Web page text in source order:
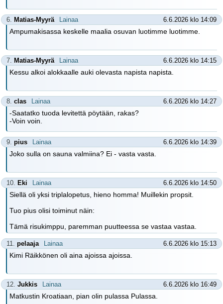
6. Matias-Myyrä Lainaa 6.6.2026 klo 14:09
Ampumakisassa keskelle maalia osuvan luotimme luotimme.
7. Matias-Myyrä Lainaa 6.6.2026 klo 14:15
Kessu alkoi alokkaalle auki olevasta napista napista.
8. clas Lainaa 6.6.2026 klo 14:27
-Saatatko tuoda levitettä pöytään, rakas?
-Voin voin.
9. pius Lainaa 6.6.2026 klo 14:39
Joko sulla on sauna valmiina? Ei - vasta vasta.
10. Eki Lainaa 6.6.2026 klo 14:50
Siellä oli yksi triplalopetus, hieno homma! Muillekin propsit.
Tuo pius olisi toiminut näin:
Tämä risukimppu, paremman puutteessa se vastaa vastaa.
11. pelaaja Lainaa 6.6.2026 klo 15:13
Kimi Räikkönen oli aina ajoissa ajoissa.
12. Jukkis Lainaa 6.6.2026 klo 16:49
Matkustin Kroatiaan, pian olin pulassa Pulassa.